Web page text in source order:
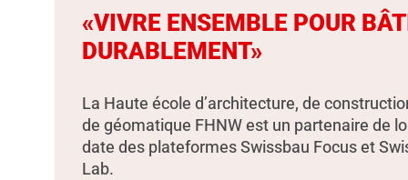
«VIVRE ENSEMBLE POUR
DURABLEMENT»
La Haute école d’architecture, de
de géomatique FHNW est un partenaire de
date des plateformes Swissbau Focus et
Lab.